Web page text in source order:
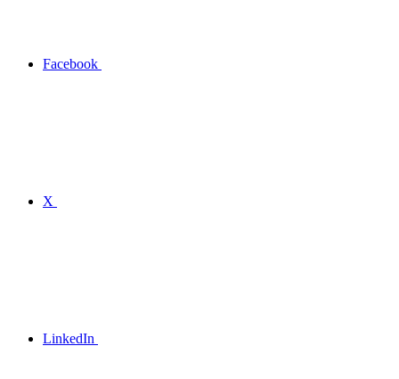
Facebook
X
LinkedIn